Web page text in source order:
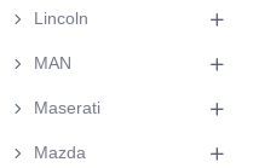
Lincoln
MAN
Maserati
Mazda